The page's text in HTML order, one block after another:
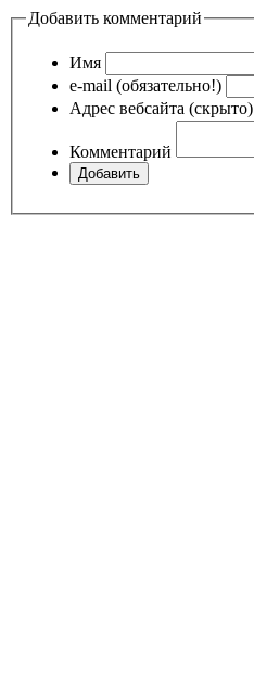
Добавить комментарий
Имя
e-mail (обязательно!)
Адрес вебсайта (скрыто)
Комментарий